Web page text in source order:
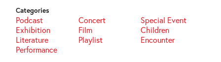
Categories
Podcast Concert
Special Event
Exhibition
Film
Children
Literature
Playlist
Encounter
Performance